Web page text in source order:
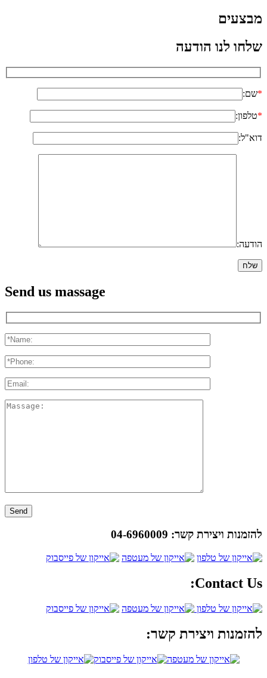
מבצעים
שלחו לנו הודעה
*שם:
*טלפון:
דוא"ל:
הודעה:
Send us massage
להזמנות ויצירת קשר:
Contact Us:
להזמנות ויצירת קשר: